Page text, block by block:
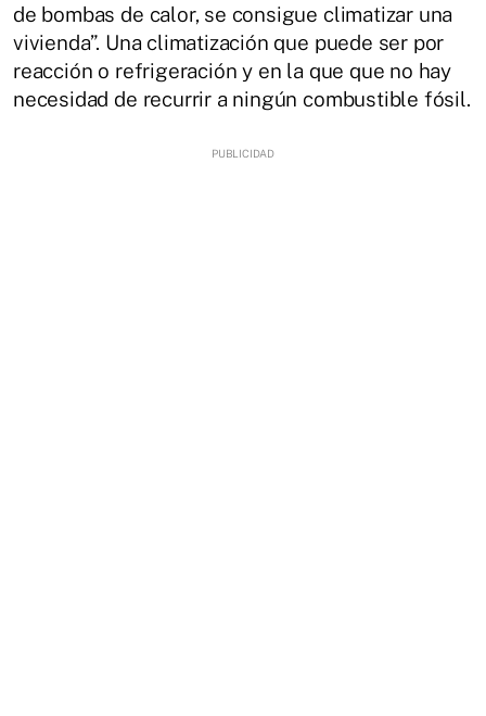
de bombas de calor, se consigue climatizar una
vivienda”. Una climatización que puede ser por
reacción o refrigeración y en la que que no hay
necesidad de recurrir a ningún combustible fósil.